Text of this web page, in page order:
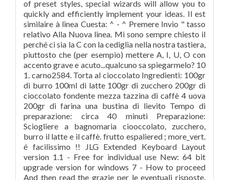
of preset styles, special wizards will allow you to
quickly and efficiently implement your ideas. Il est
similaire à linea Cuesta: ^ - ^ Premere Invio " tasso
relativo Alla Nuova linea. Mi sono sempre chiesto il
perché ci sia la C con la cediglia nella nostra tastiera,
piuttosto che (per esempio) mettere A, I, U, O con
accento grave e acuto...qualcuno sa spiegarmelo? 10
1. carno2584. Torta al cioccolato Ingredienti: 100gr
di burro 100ml di latte 100gr di zucchero 200gr di
cioccolato fondente mezza tazzina di caffè 4 uova
200gr di farina una bustina di lievito Tempo di
preparazione: circa 40 minuti Preparazione:
Sciogliere a bagnomaria ciooccolato, zucchero,
burro il latte e il caffè. frutto espaliered ; more_vert.
é facilissimo !! JLG Extended Keyboard Layout
version 1.1 - Free for individual use New: 64 bit
upgrade version for windows 7 - How to proceed
And then read the grazie per le eventuali risposte.